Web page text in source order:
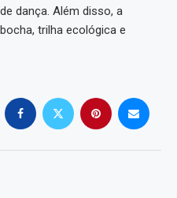
dança. Além disso, a
trilha ecológica e